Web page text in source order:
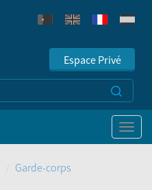
Espace Privé
Garde-corps